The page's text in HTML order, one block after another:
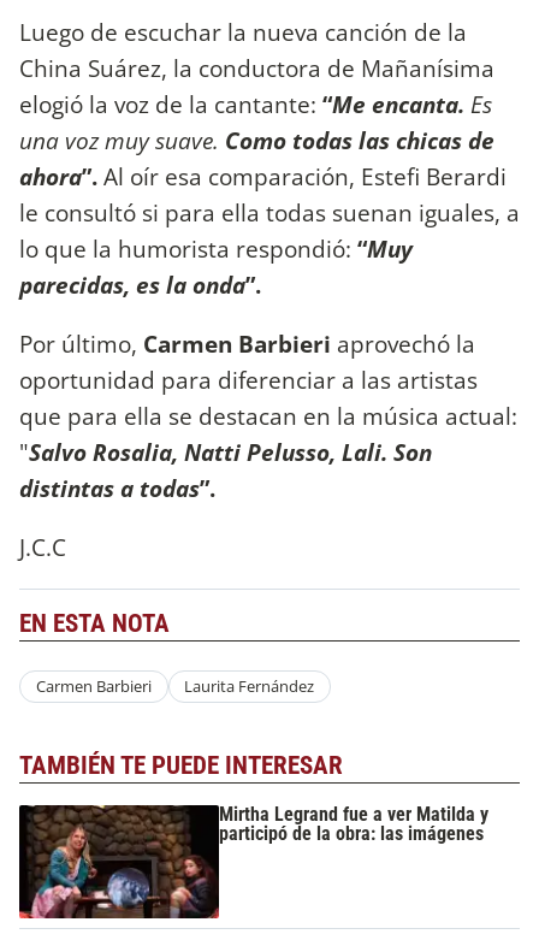
Luego de escuchar la nueva canción de la
China Suárez, la conductora de Mañanísima
elogió la voz de la cantante: “Me encanta. Es
una voz muy suave. Como todas las chicas de
ahora”.Al oír esa comparación, Estefi Berardi
le consultó si para ella todas suenan iguales, a
lo que la humorista respondió: “Muy
parecidas, es la onda”.
Por último, Carmen Barbieri aprovechó la
oportunidad para diferenciar a las artistas
que para ella se destacan en la música actual:
"Salvo Rosalia, Natti Pelusso, Lali. Son
distintas a todas”.
J.C.C
EN ESTA NOTA
Carmen Barbieri Laurita Fernández
TAMBIÉN TE PUEDE INTERESAR
Mirtha Legrand fue a ver Matilda y
participó de la obra: las imágenes